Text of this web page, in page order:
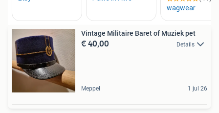
Vintage Militaire Baret of Muziek pet
€ 40,00 Details
Meppel 1 jul 26